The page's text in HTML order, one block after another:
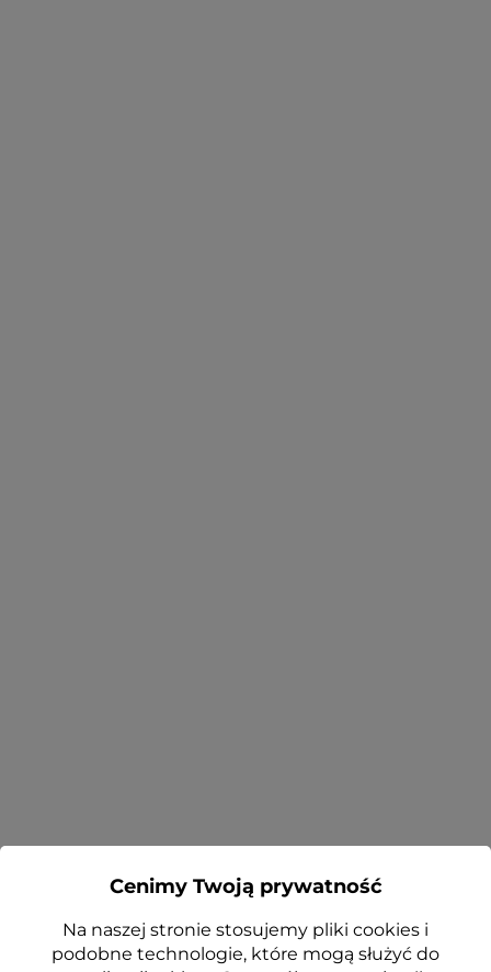
Cenimy Twoją prywatność
Na naszej stronie stosujemy pliki cookies i
podobne technologie, które mogą służyć do